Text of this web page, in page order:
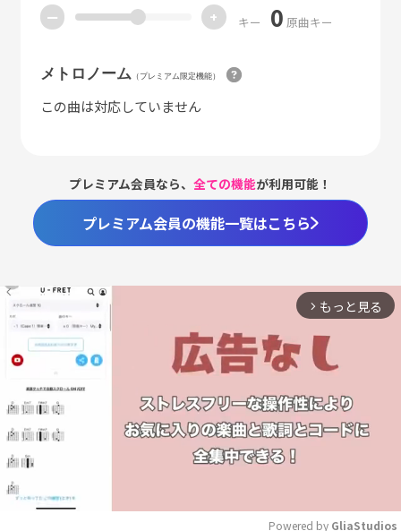
ー + キー 0 原曲キー
メトロノーム （プレミアム限定機能）
この曲は対応していません
プレミアム会員なら、全ての機能が利用可能！
プレミアム会員の機能一覧はこちら
arrow_forward_ios もっと見る
Powered by GliaStudios